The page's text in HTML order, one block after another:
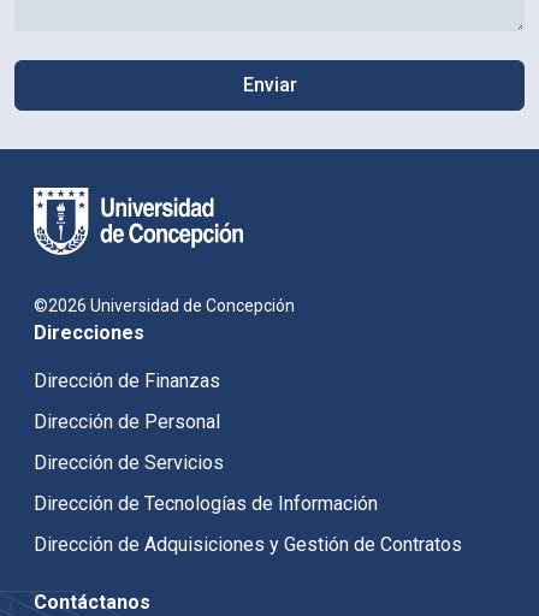
Direcciones
Dirección de Finanzas
Dirección de Personal
Dirección de Servicios
Dirección de Tecnologías de Información
Dirección de Adquisiciones y Gestión de Contratos
Contáctanos
©2026 Universidad de Concepción